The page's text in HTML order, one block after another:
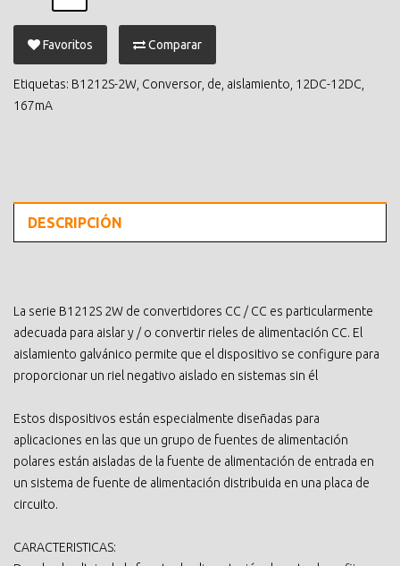
Favoritos Comparar
Etiquetas: B1212S-2W Conversor de aislamiento 12DC-12DC
167mA
DESCRIPCIÓN
La serie B1212S 2W de convertidores CC / CC es particularmente
adecuada para aislar y / o convertir rieles de alimentación CC. El
aislamiento galvánico permite que el dispositivo se configure para
proporcionar un riel negativo aislado en sistemas sin él
Estos dispositivos están especialmente diseñadas para
aplicaciones en las que un grupo de fuentes de alimentación
polares están aisladas de la fuente de alimentación de entrada en
un sistema de fuente de alimentación distribuida en una placa de
circuito.
CARACTERISTICAS: